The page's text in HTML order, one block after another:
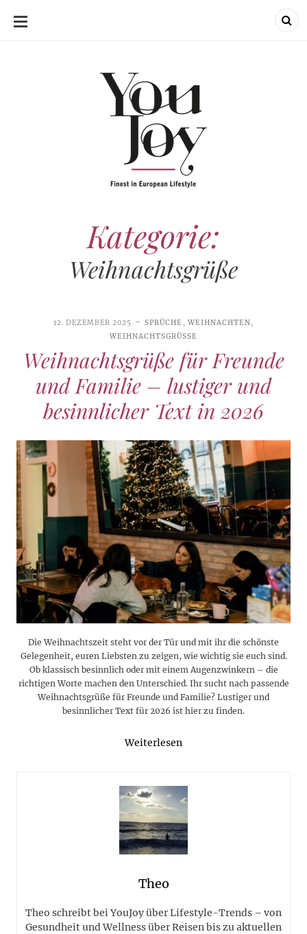
SKIP
Kategorie:
Weihnachtsgrüße
12. DEZEMBER 2025 SPRÜCHE , WEIHNACHTEN,
WEIHNACHTSGRÜSSE
Weihnachtsgrüße für Freunde
und Familie – lustiger und
besinnlicher Text in 2026
Die Weihnachtszeit steht vor der Tür und mit ihr die schönste
Gelegenheit, euren Liebsten zu zeigen, wie wichtig sie euch sind.
Ob klassisch besinnlich oder mit einem Augenzwinkern – die
richtigen Worte machen den Unterschied. Ihr sucht nach passende
Weihnachtsgrüße für Freunde und Familie? Lustiger und
besinnlicher Text für 2026 ist hier zu finden.
Weiterlesen
Theo
Theo schreibt bei YouJoy über Lifestyle-Trends – von
Gesundheit und Wellness über Reisen bis zu aktuellen